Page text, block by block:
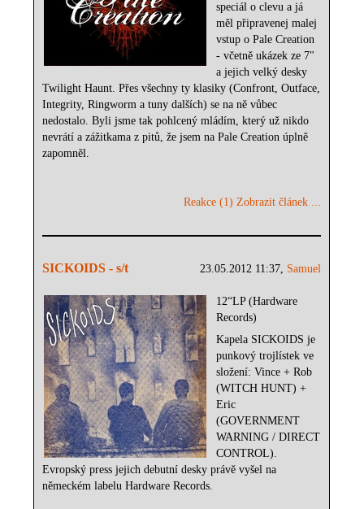
speciál o clevu a já
měl připravenej malej
vstup o Pale Creation
- včetně ukázek ze 7"
a jejich velký desky
Twilight Haunt. Přes všechny ty klasiky (Confront, Outface,
Integrity, Ringworm a tuny dalších) se na ně vůbec
nedostalo. Byli jsme tak pohlcený mládím, který už nikdo
nevrátí a zážitkama z pitů, že jsem na Pale Creation úplně
zapomněl.
Reakce (1) Zobrazit článek ...
23.05.2012 11:37, Samuel
SICKOIDS - s/t
12“LP (Hardware
Records)
Kapela SICKOIDS je
punkový trojlístek ve
složení: Vince + Rob
(WITCH HUNT) +
Eric
(GOVERNMENT
WARNING / DIRECT
CONTROL).
Evropský press jejich debutní desky právě vyšel na
německém labelu Hardware Records.